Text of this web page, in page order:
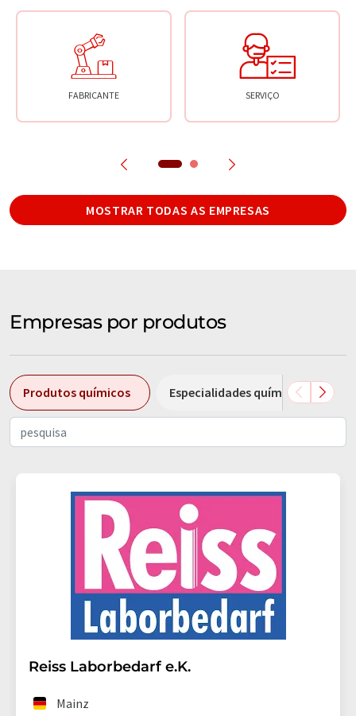
FABRICANTE SERVIÇO
MOSTRAR TODAS AS EMPRESAS
Empresas por produtos
Produtos químicos Especialidades químicas
Reiss Laborbedarf e.K.
Mainz